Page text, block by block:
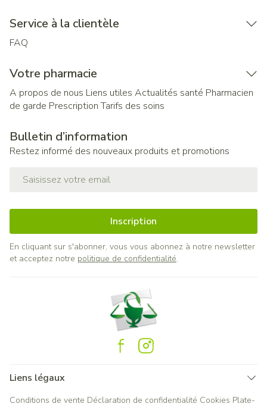
Service à la clientèle
FAQ
Votre pharmacie
A propos de nous Liens utiles Actualités santé Pharmacien
de garde Prescription Tarifs des soins
Bulletin d’information
Restez informé des nouveaux produits et promotions
Inscription
En cliquant sur s'abonner, vous vous abonnez à notre newsletter
et acceptez notre politique de confidentialité.
Liens légaux
Conditions de vente Déclaration de confidentialité Cookies Plate-